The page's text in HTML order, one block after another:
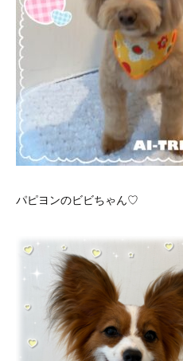
パピヨンのビビちゃん♡